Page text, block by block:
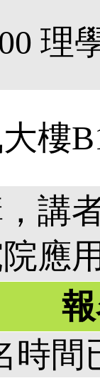
理
樓
講
應
時間